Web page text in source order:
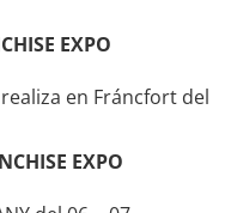
EXPO
realiza en Fráncfort del
EXPO